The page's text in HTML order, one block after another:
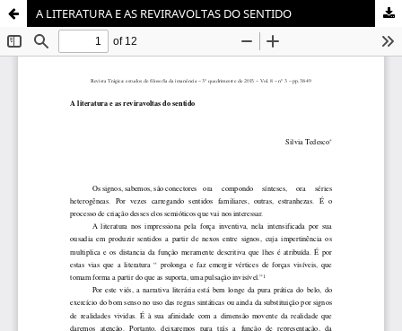
A LITERATURA E AS REVIRAVOLTAS DO SENTIDO